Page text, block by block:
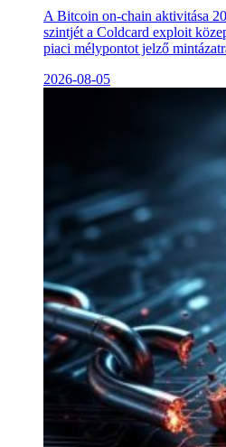
A Bitcoin on-chain aktivitása
szintjét a Coldcard exploit
piaci mélypontot jelző
2026-08-05